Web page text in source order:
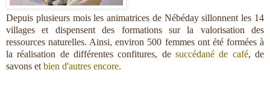
Depuis plusieurs mois les animatrices de Nébéday sillonnent les 14
villages et dispensent des formations sur la valorisation des
ressources naturelles. Ainsi, environ 500 femmes ont été formées à
la réalisation de différentes confitures, de succédané de café, de
savons et bien d'autres encore.